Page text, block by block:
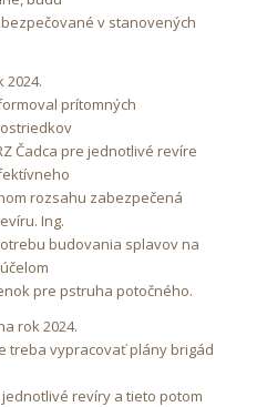
v stanovených
2024.
prítomných
Čadca pre jednotlivé revíre
rozsahu zabezpečená
Ing.
budovania splavov na
pre pstruha potočného.
rok 2024.
treba vypracovať plány brigád
revíry a tieto potom